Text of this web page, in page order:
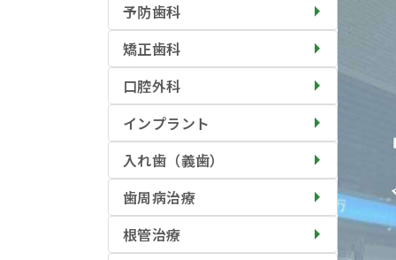
予防歯科
矯正歯科
口腔外科
インプラント
入れ歯（義歯）
歯周病治療
根管治療